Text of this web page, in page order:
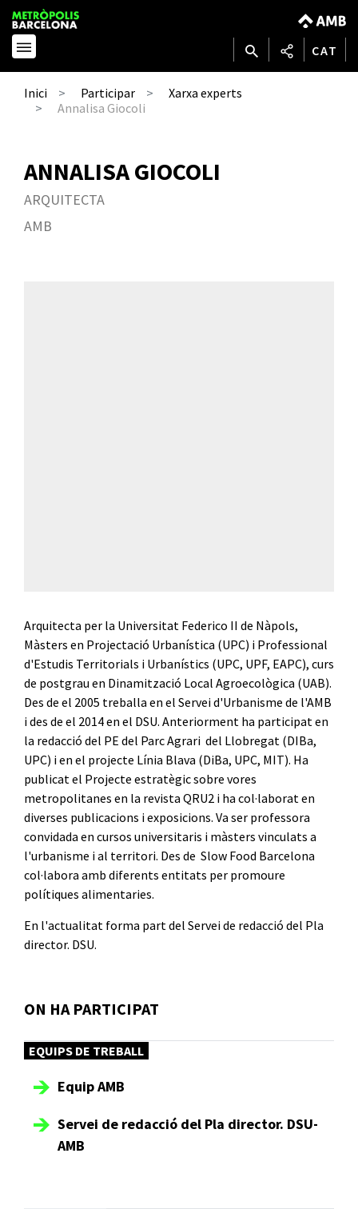
CAT
Inici Participar
Xarxa experts
Annalisa Giocoli
ANNALISA GIOCOLI
ARQUITECTA
AMB
Arquitecta per la Universitat Federico II de Nàpols,
Màsters en Projectació Urbanística (UPC) i Professional
d'Estudis Territorials i Urbanístics (UPC, UPF, EAPC), curs
de postgrau en Dinamització Local Agroecològica (UAB).
Des de el 2005 treballa en el Servei d'Urbanisme de l'AMB
i des de el 2014 en el DSU. Anteriorment ha participat en
la redacció del PE del Parc Agrari del Llobregat (DIBa,
UPC) i en el projecte Línia Blava (DiBa, UPC, MIT). Ha
publicat el Projecte estratègic sobre vores
metropolitanes en la revista QRU2 i ha col·laborat en
diverses publicacions i exposicions. Va ser professora
convidada en cursos universitaris i màsters vinculats a
l'urbanisme i al territori. Des de Slow Food Barcelona
col·labora amb diferents entitats per promoure
polítiques alimentaries.
En l'actualitat forma part del Servei de redacció del Pla
director. DSU.
ON HA PARTICIPAT
EQUIPS DE TREBALL
Equip AMB
Servei de redacció del Pla director. DSU-
AMB